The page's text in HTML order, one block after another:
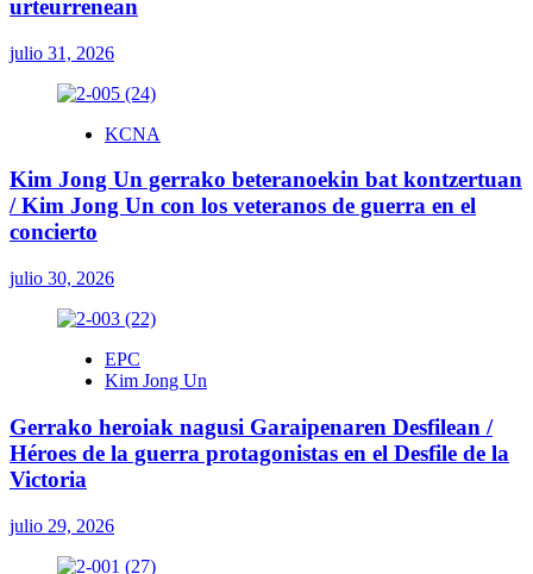
urteurrenean
julio 31, 2026
KCNA
Kim Jong Un gerrako beteranoekin bat kontzertuan
/ Kim Jong Un con los veteranos de guerra en el
concierto
julio 30, 2026
EPC
Kim Jong Un
Gerrako heroiak nagusi Garaipenaren Desfilean /
Héroes de la guerra protagonistas en el Desfile de la
Victoria
julio 29, 2026